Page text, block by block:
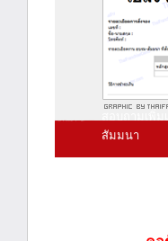
สอบถามเพิ่
สัมมนา